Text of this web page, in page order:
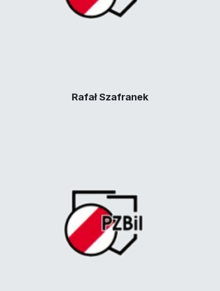
Rafał Szafranek